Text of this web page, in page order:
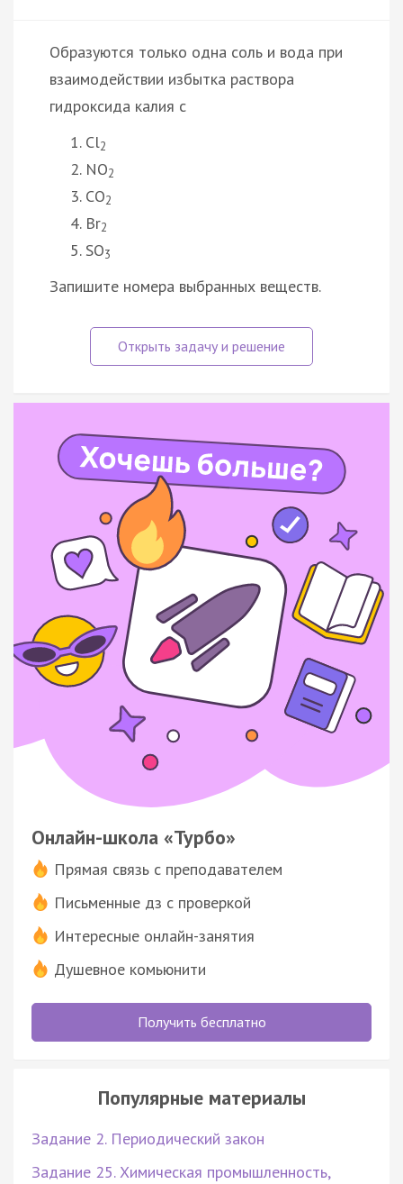
Образуются только одна соль и вода при
взаимодействии избытка раствора
гидроксида калия с
Cl2
NO2
CO2
Br2
SO3
Запишите номера выбранных веществ.
Онлайн-школа «Турбо»
Прямая связь с преподавателем
Письменные дз с проверкой
Интересные онлайн-занятия
Душевное комьюнити
Получить бесплатно
Популярные материалы
Задание 2. Периодический закон
Задание 25. Химическая промышленность,